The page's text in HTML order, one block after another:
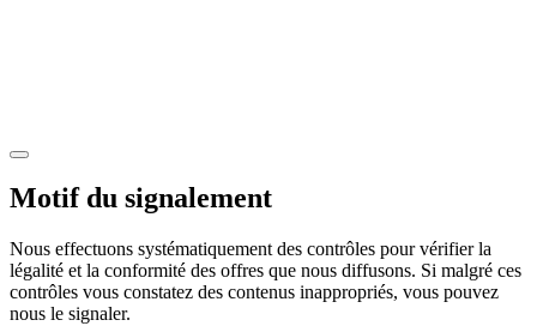
Motif du signalement
Nous effectuons systématiquement des contrôles pour vérifier la
légalité et la conformité des offres que nous diffusons. Si malgré ces
contrôles vous constatez des contenus inappropriés, vous pouvez
nous le signaler.